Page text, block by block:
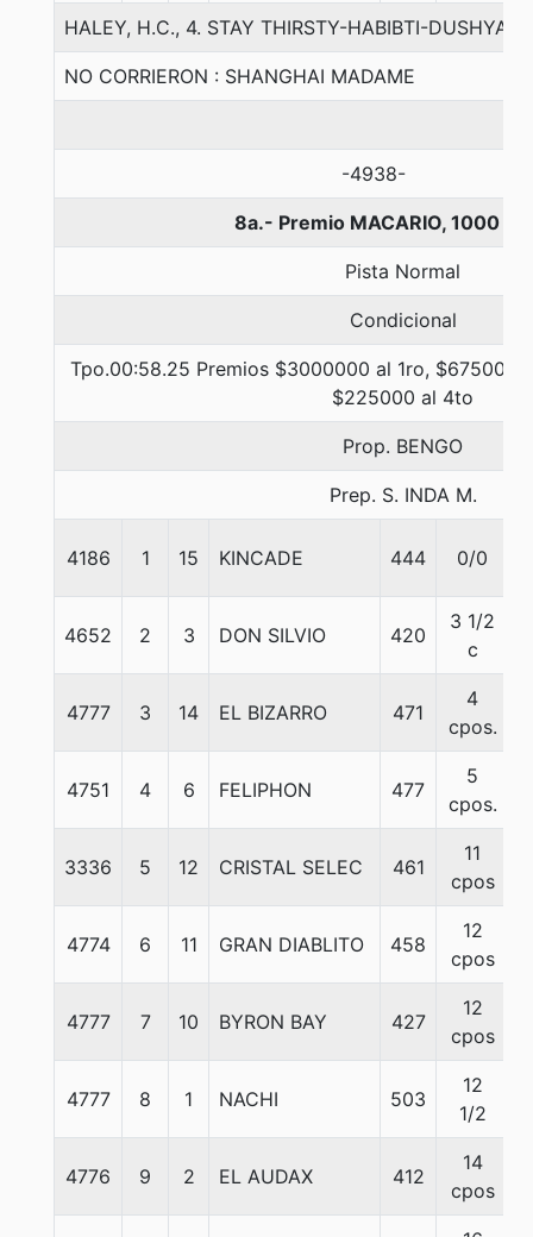
HALEY, H.C., 4. STAY THIRSTY-HABIBTI-
NO CORRIERON : SHANGHAI MADAME
-4938-
8a.- Premio MACARIO, 1000
Pista Normal
Condicional
Tpo.00:58.25 Premios $3000000 al 1ro, $675000
$225000 al 4to
Prop. BENGO
Prep. S. INDA M.
4186 1 15 KINCADE 444 0/0
4652 2 3 DON SILVIO 420
3 1/2
c
4777 3 14 EL BIZARRO 471
4
cpos.
4751 4 6 FELIPHON 477
5
cpos.
3336 5 12 CRISTAL SELEC 461
11
cpos
4774 6 11 GRAN DIABLITO 458
12
cpos
4777 7 10 BYRON BAY 427
12
cpos
4777 8 1 NACHI 503
12
1/2
4776 9 2 EL AUDAX 412
14
cpos